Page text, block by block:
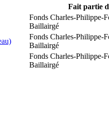
Fait partie
Fonds Charles-Philippe-
Baillairgé
Fonds Charles-Philippe-
Baillairgé
Fonds Charles-Philippe-
Baillairgé